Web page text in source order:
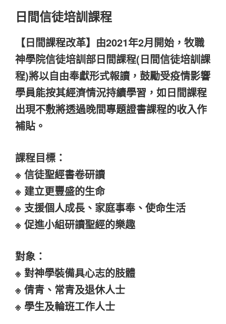
日間信徒培訓課程
【日間課程改革】由2021年2月開始，牧職
神學院信徒培訓部日間課程(日間信徒培訓課
程)將以自由奉獻形式報讀，鼓勵受疫情影響
學員能按其經濟情況持續學習，如日間課程
出現不敷將透過晚間專題證書課程的收入作
補貼。
課程目標：
※ 信徒聖經書卷研讀
※ 建立更豐盛的生命
※ 支援個人成長、家庭事奉、使命生活
※ 促進小組研讀聖經的樂趣
對象：
※ 對神學裝備具心志的肢體
※ 倩青、常青及退休人士
※ 學生及輪班工作人士